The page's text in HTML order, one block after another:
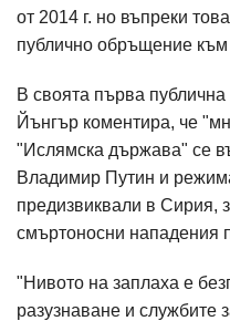
от 2014 г. но въпреки
публично обръщение към
В своята първа
Йънгър коментира, че
"Ислямска държава" се
Владимир Путин и
предизвиквали в Сирия,
смъртоносни нападения
"Нивото на заплаха е
разузнаване и службите